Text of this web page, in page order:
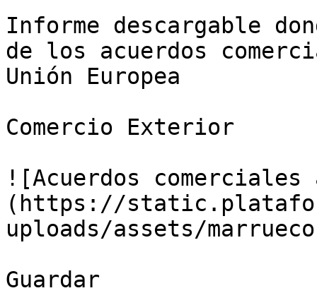
Informe descargable
de los acuerdos
Unión Europea
Comercio Exterior
![Acuerdos
(https://
uploads/assets/
Guardar